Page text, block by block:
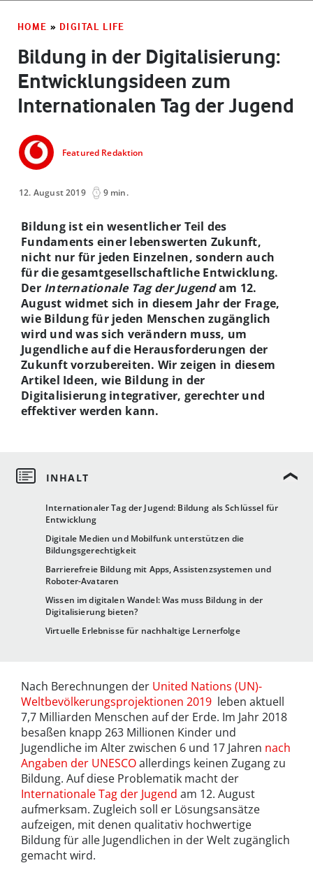
HOME » DIGITAL LIFE
Bildung in der Digitalisierung:
Entwicklungsideen zum
Internationalen Tag der Jugend
Featured Redaktion
12. August 2019 9 min.
Internationaler Tag der Jugend: Bildung als Schlüssel für
Entwicklung
Digitale Medien und Mobilfunk unterstützen die
Bildungsgerechtigkeit
Barrierefreie Bildung mit Apps, Assistenzsystemen und
Roboter-Avataren
Wissen im digitalen Wandel: Was muss Bildung in der
Digitalisierung bieten?
Virtuelle Erlebnisse für nachhaltige Lernerfolge
Bildung ist ein wesentlicher Teil des
Fundaments einer lebenswerten Zukunft,
nicht nur für jeden Einzelnen, sondern auch
für die gesamtgesellschaftliche Entwicklung.
Der Internationale Tag der Jugendam 12.
August widmet sich in diesem Jahr der Frage,
wie Bildung für jeden Menschen zugänglich
wird und was sich verändern muss, um
Jugendliche auf die Herausforderungen der
Zukunft vorzubereiten. Wir zeigen in diesem
Artikel Ideen, wie Bildung in der
Digitalisierung integrativer, gerechter und
effektiver werden kann.
Nach Berechnungen der United Nations (UN)-
Weltbevölkerungsprojektionen 2019 leben aktuell
7,7 Milliarden Menschen auf der Erde. Im Jahr 2018
besaßen knapp 263 Millionen Kinder und
Jugendliche im Alter zwischen 6 und 17 Jahren nach
Angaben der UNESCOallerdings keinen Zugang zu
Bildung. Auf diese Problematik macht der
Internationale Tag der Jugend am 12. August
aufmerksam. Zugleich soll er Lösungsansätze
aufzeigen, mit denen qualitativ hochwertige
Bildung für alle Jugendlichen in der Welt zugänglich
gemacht wird.